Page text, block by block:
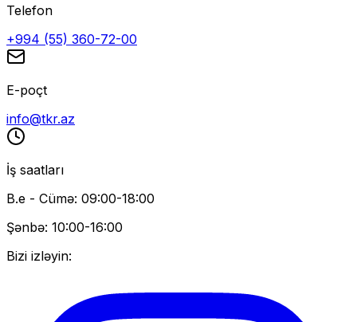
Telefon
+994 (55) 360-72-00
E-poçt
info@tkr.az
İş saatları
B.e - Cümə: 09:00-18:00
Şənbə: 10:00-16:00
Bizi izləyin: